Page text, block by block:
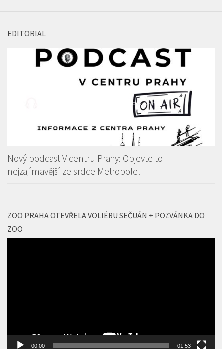
EDITORIAL
Nový podcast V centru Prahy: Objevte to
nejzajímavější ze srdce Metropole!
ZOO PRAHA OTEVŘELA VOLIÉRU SEČUÁN + POZVÁNKA DO
ZOO
00:00 01:53